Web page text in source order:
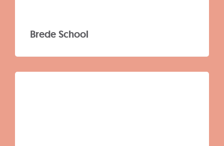
Brede School